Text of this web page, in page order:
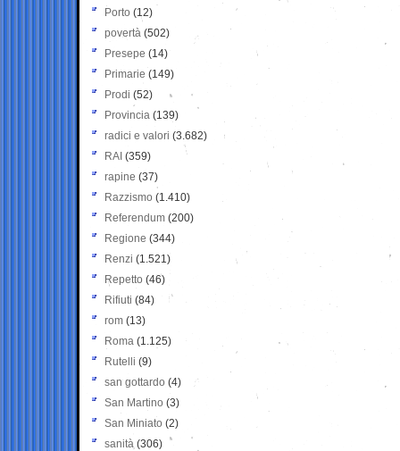
Porto (12)
povertà (502)
Presepe (14)
Primarie (149)
Prodi (52)
Provincia (139)
radici e valori (3.682)
RAI (359)
rapine (37)
Razzismo (1.410)
Referendum (200)
Regione (344)
Renzi (1.521)
Repetto (46)
Rifiuti (84)
rom (13)
Roma (1.125)
Rutelli (9)
san gottardo (4)
San Martino (3)
San Miniato (2)
sanità (306)